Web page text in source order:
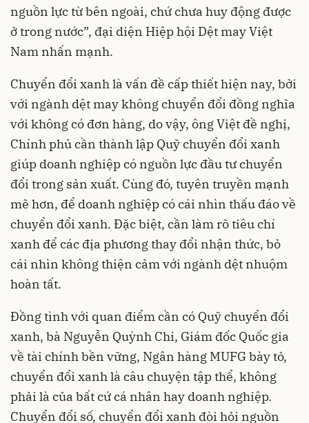
nguồn lực từ bên ngoài, chứ chưa huy động được
ở trong nước”, đại diện Hiệp hội Dệt may Việt
Nam nhấn mạnh.
Chuyển đổi xanh là vấn đề cấp thiết hiện nay, bởi
với ngành dệt may không chuyển đổi đồng nghĩa
với không có đơn hàng, do vậy, ông Việt đề nghị,
Chính phủ cần thành lập Quỹ chuyển đổi xanh
giúp doanh nghiệp có nguồn lực đầu tư chuyển
đổi trong sản xuất. Cùng đó, tuyên truyền mạnh
mẽ hơn, để doanh nghiệp có cái nhìn thấu đáo về
chuyển đổi xanh. Đặc biệt, cần làm rõ tiêu chí
xanh để các địa phương thay đổi nhận thức, bỏ
cái nhìn không thiện cảm với ngành dệt nhuộm
hoàn tất.
Đồng tình với quan điểm cần có Quỹ chuyển đổi
xanh, bà Nguyễn Quỳnh Chi, Giám đốc Quốc gia
về tài chính bền vững, Ngân hàng MUFG bày tỏ,
chuyển đổi xanh là câu chuyện tập thể, không
phải là của bất cứ cá nhân hay doanh nghiệp.
Chuyển đổi số, chuyển đổi xanh đòi hỏi nguồn